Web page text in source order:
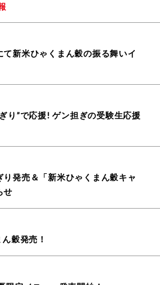
新米ひゃくまん穀の振る舞いイ
り”で応援! ゲン担ぎの受験生応援
発売＆「新米ひゃくまん穀キャ
せ
穀発売！